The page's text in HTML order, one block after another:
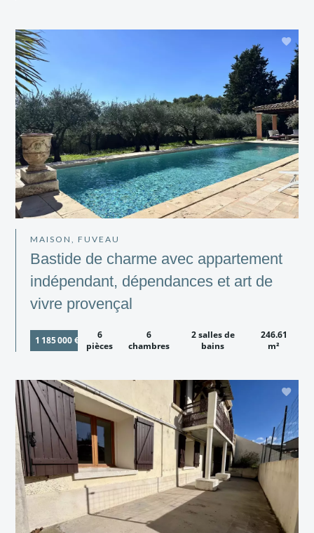
MAISON, FUVEAU
Bastide de charme avec appartement
indépendant, dépendances et art de
vivre provençal
1 185 000 €
6
pièces
6
chambres
2 salles de
bains
246.61
m²